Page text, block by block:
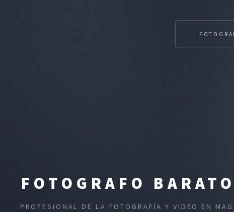
FOTOGRAFO
PROFESIONAL DE LA FOTOGRAFÍA Y VIDEO EN